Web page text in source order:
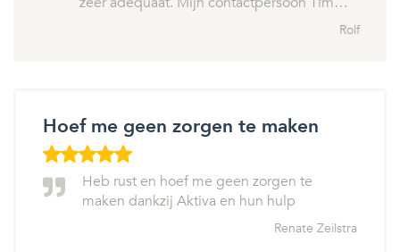
Rolf
Hoef me geen zorgen te maken
Heb rust en hoef me geen zorgen te
maken dankzij Aktiva en hun hulp
Renate Zeilstra